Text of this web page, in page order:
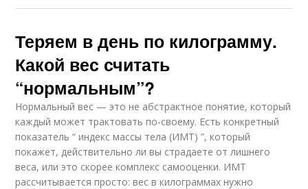
Теряем в день по килограмму.
Какой вес считать
“нормальным”?
Нормальный вес — это не абстрактное понятие, который
каждый может трактовать по-своему. Есть конкретный
показатель “ индекс массы тела (ИМТ) ”, который
покажет, действительно ли вы страдаете от лишнего
веса, или это скорее комплекс самооценки. ИМТ
рассчитывается просто: вес в килограммах нужно